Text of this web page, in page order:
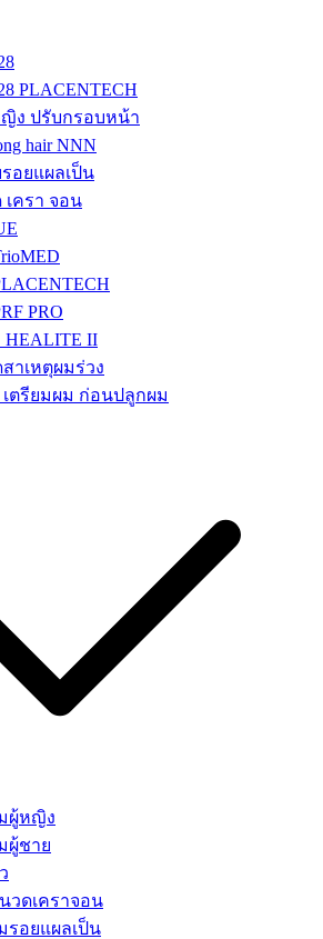
PLACENTECH
ง ปรับกรอบหน้า
hair NNN
อยแผลเป็น
ครา จอน
PRO
HEALITE II
าเหตุผมร่วง
ตรียมผม ก่อนปลูกผม
ผู้หญิง
ผู้ชาย
วดเคราจอน
รอยแผลเป็น